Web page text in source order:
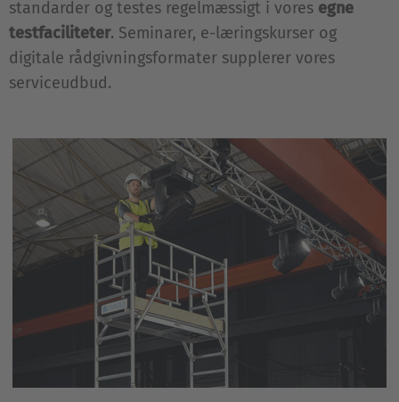
standarder og testes regelmæssigt i vores egne
testfaciliteter. Seminarer, e-læringskurser og
digitale rådgivningsformater supplerer vores
serviceudbud.